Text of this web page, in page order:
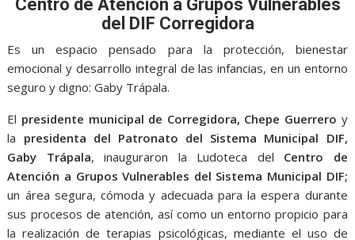
k
p
p
g
er
m
Centro de Atención a Grupos Vulnerables
del DIF Corregidora
Es un espacio pensado para la protección, bienestar
emocional y desarrollo integral de las infancias, en un entorno
seguro y digno: Gaby Trápala.
El presidente municipal de Corregidora, Chepe Guerrero y
la presidenta del Patronato del Sistema Municipal DIF,
Gaby Trápala, inauguraron la Ludoteca del Centro de
Atención a Grupos Vulnerables del Sistema Municipal DIF;
un área segura, cómoda y adecuada para la espera durante
sus procesos de atención, así como un entorno propicio para
la realización de terapias psicológicas, mediante el uso de